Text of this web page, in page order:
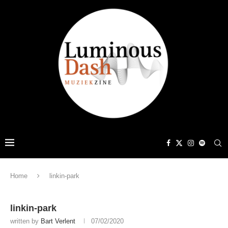
Home linkin-park
linkin-park
written by Bart Verlent 07/02/2020